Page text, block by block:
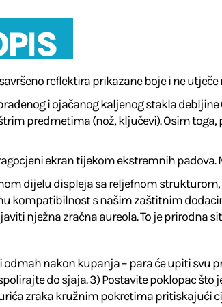
reflektira prikazane boje i ne
i ojačanog kaljenog stakla
predmetima (nož, ključevi). Osim
ekran tijekom ekstremnih
dijelu displeja sa reljefnom
kompatibilnost s našim zaštitnim
nježna zračna aureola. To je prirodna
nakon kupanja – para će upiti svu
do sjaja. 3) Postavite poklopac
zraka kružnim pokretima pritiskajući